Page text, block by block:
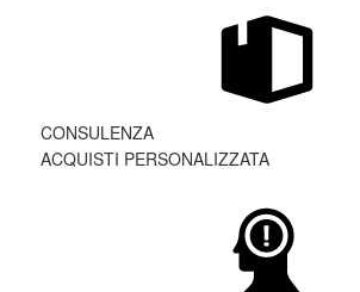
CONSULENZA
ACQUISTI PERSONALIZZATA